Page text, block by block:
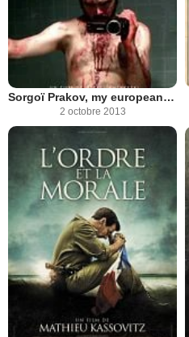
Sorgoï Prakov, my european dream
2 octobre 2013